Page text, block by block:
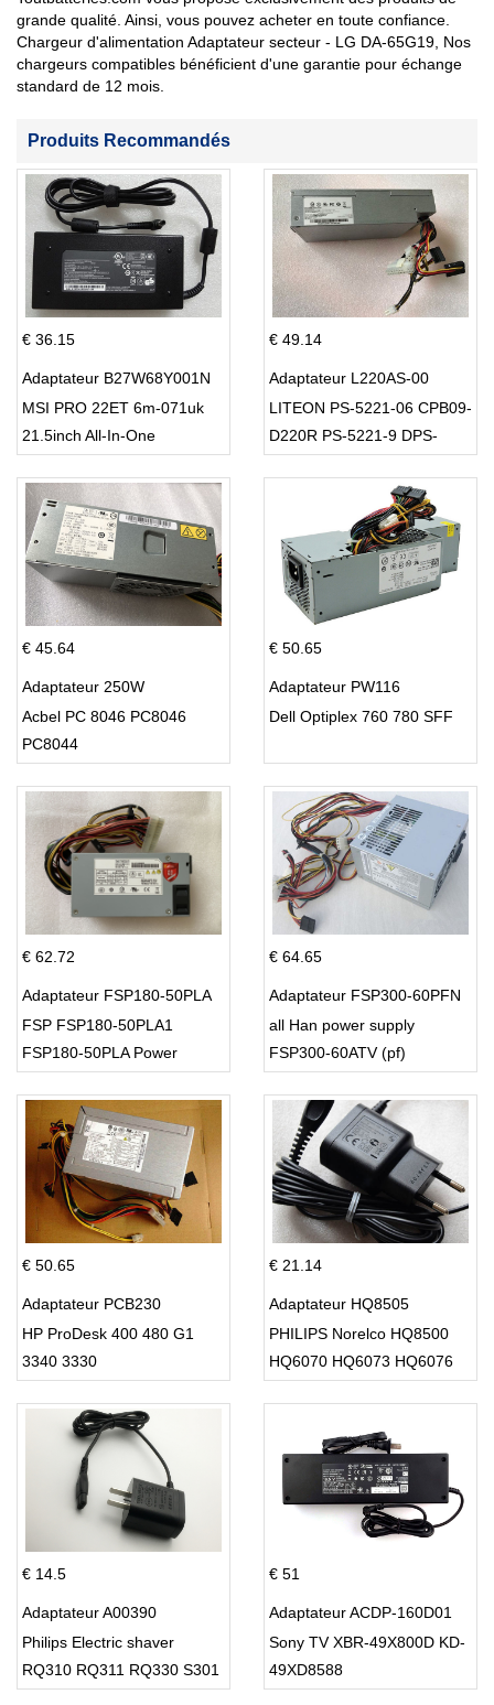
grande qualité. Ainsi, vous pouvez acheter en toute confiance.
Chargeur d'alimentation Adaptateur secteur - LG DA-65G19, Nos
chargeurs compatibles bénéficient d'une garantie pour échange
standard de 12 mois.
Produits Recommandés
€ 36.15
Adaptateur B27W68Y001N
MSI PRO 22ET 6m-071uk
21.5inch All-In-One
€ 49.14
Adaptateur L220AS-00
LITEON PS-5221-06 CPB09-
D220R PS-5221-9 DPS-
€ 45.64
Adaptateur 250W
Acbel PC 8046 PC8046
PC8044
€ 50.65
Adaptateur PW116
Dell Optiplex 760 780 SFF
€ 62.72
Adaptateur FSP180-50PLA
FSP FSP180-50PLA1
FSP180-50PLA Power
€ 64.65
Adaptateur FSP300-60PFN
all Han power supply
FSP300-60ATV (pf)
€ 50.65
Adaptateur PCB230
HP ProDesk 400 480 G1
3340 3330
€ 21.14
Adaptateur HQ8505
PHILIPS Norelco HQ8500
HQ6070 HQ6073 HQ6076
€ 14.5
Adaptateur A00390
Philips Electric shaver
RQ310 RQ311 RQ330 S301
€ 51
Adaptateur ACDP-160D01
Sony TV XBR-49X800D KD-
49XD8588